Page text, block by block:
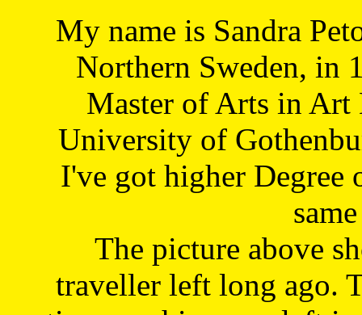
My name is Sandra
Northern Sweden, in
Master of Arts in Art
University of
I've got higher Degree
The picture above
traveller left long ago.